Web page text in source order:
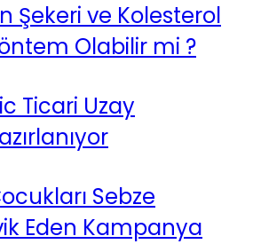
Şekeri ve Kolesterol
Olabilir mi ?
Ticari Uzay
Sebze
Eden Kampanya